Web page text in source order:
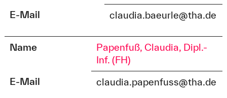
E-Mail
claudia.baeurle@tha.de
Name
Papenfuß, Claudia, Dipl.-
Inf. (FH)
E-Mail
claudia.papenfuss@tha.de